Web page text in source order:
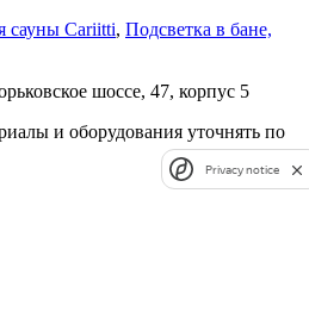
сауны Cariitti, Подсветка в бане,
шоссе, 47, корпус 5
и оборудования уточнять по
Privacy notice